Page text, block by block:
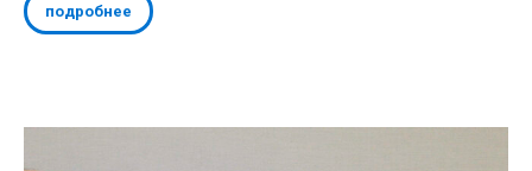
подробнее